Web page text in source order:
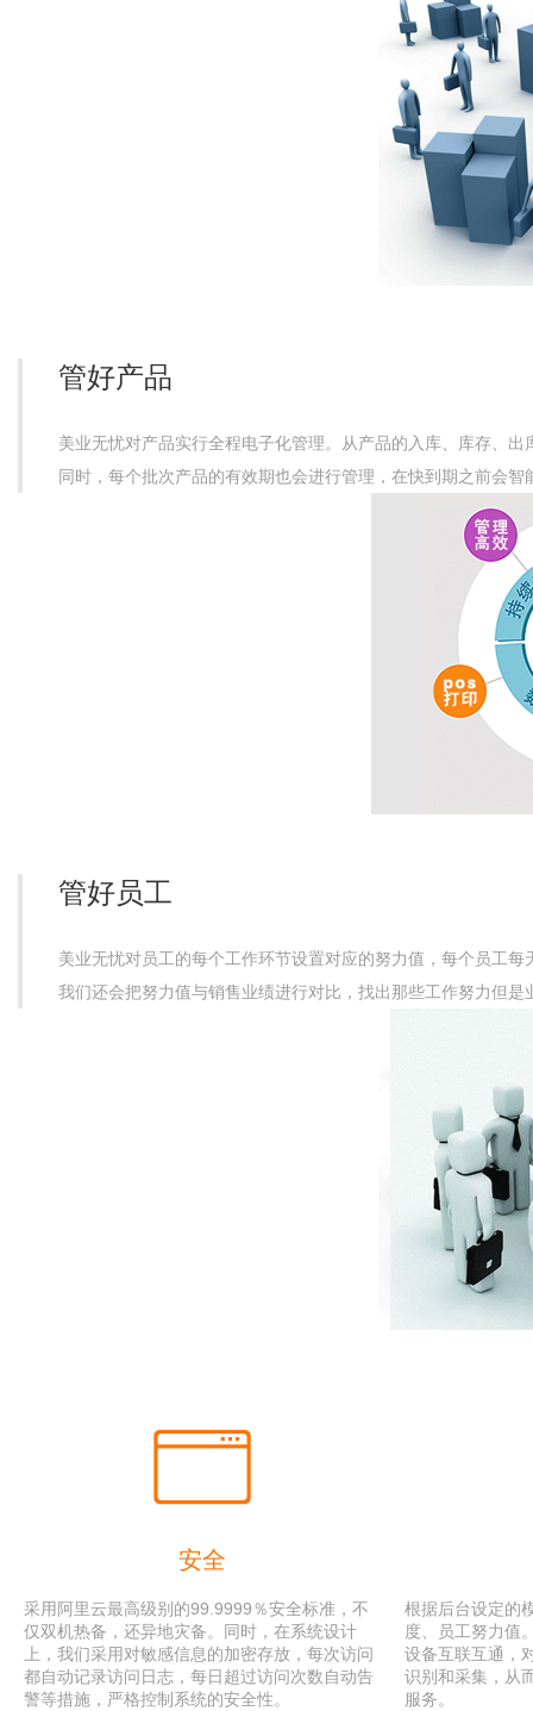
管好产品
美业无忧对产品实行全程电子化管理。从产品的入库、库存、
同时，每个批次产品的有效期也会进行管理，在快到期之前会
管好员工
美业无忧对员工的每个工作环节设置对应的努力值，每个员工
我们还会把努力值与销售业绩进行对比，找出那些工作努力但
安全
采用阿里云最高级别的99.9999％安全标准，不
仅双机热备，还异地灾备。同时，在系统设计
上，我们采用对敏感信息的加密存放，每次访问
都自动记录访问日志，每日超过访问次数自动告
警等措施，严格控制系统的安全性。
根据后台设定的
度、员工努力值
设备互联互通，
识别和采集，从
服务。